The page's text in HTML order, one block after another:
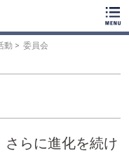
動
委員会
さらに進化を続け